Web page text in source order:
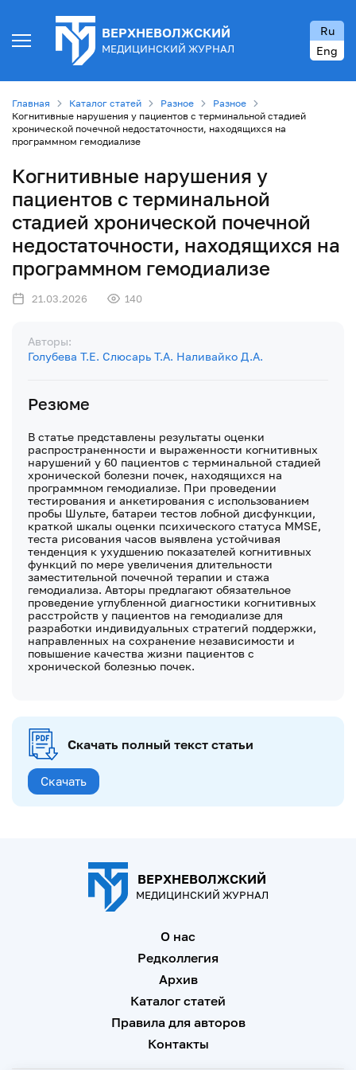
ВЕРХНЕВОЛЖСКИЙ
МЕДИЦИНСКИЙ ЖУРНАЛ
Ru
Eng
Главная Каталог статей Разное
Разное
Когнитивные нарушения у пациентов с терминальной стадией
хронической почечной недостаточности, находящихся на
программном гемодиализе
Когнитивные нарушения у
пациентов с терминальной
стадией хронической почечной
недостаточности, находящихся на
программном гемодиализе
21.03.2026 140
Авторы:
Голубева Т.Е. Слюсарь Т.А. Наливайко Д.А.
Резюме
В статье представлены результаты оценки
распространенности и выраженности когнитивных
нарушений у 60 пациентов с терминальной стадией
хронической болезни почек, находящихся на
программном гемодиализе. При проведении
тестирования и анкетирования с использованием
пробы Шульте, батареи тестов лобной дисфункции,
краткой шкалы оценки психического статуса MMSE,
теста рисования часов выявлена устойчивая
тенденция к ухудшению показателей когнитивных
функций по мере увеличения длительности
заместительной почечной терапии и стажа
гемодиализа. Авторы предлагают обязательное
проведение углубленной диагностики когнитивных
расстройств у пациентов на гемодиализе для
разработки индивидуальных стратегий поддержки,
направленных на сохранение независимости и
повышение качества жизни пациентов с
хронической болезнью почек.
Скачать полный текст статьи
Скачать
ВЕРХНЕВОЛЖСКИЙ
МЕДИЦИНСКИЙ ЖУРНАЛ
О нас
Редколлегия
Архив
Каталог статей
Правила для авторов
Контакты